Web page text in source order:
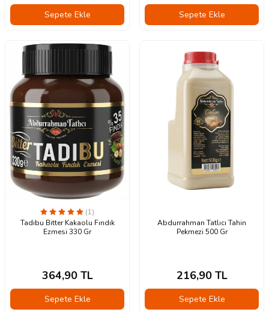
Sepete Ekle Sepete Ekle
(1)
Tadıbu Bitter Kakaolu Fındık
Ezmesi 330 Gr
364,90TL
Sepete Ekle
Abdurrahman Tatlıcı Tahin
Pekmezi 500 Gr
216,90TL
Sepete Ekle